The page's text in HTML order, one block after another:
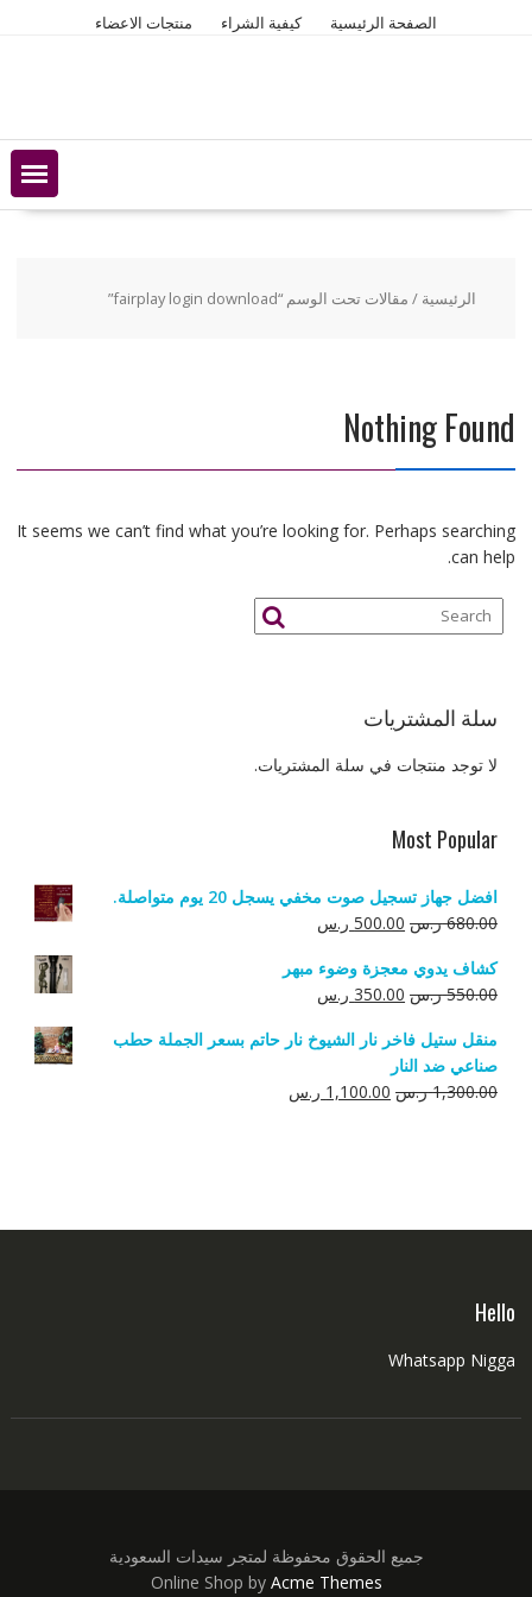
الصفحة الرئيسية كيفية الشراء منتجات الاعضاء
الرئيسية / مقالات تحت الوسم “fairplay login download”
Nothing Found
It seems we can’t find what you’re looking for. Perhaps searching
can help.
سلة المشتريات
لا توجد منتجات في سلة المشتريات.
Most Popular
افضل جهاز تسجيل صوت مخفي يسجل 20 يوم متواصلة.
680.00 ر.س السعر
هو:
680.00 ر.س.
500.00 ر.سالسعر
هو:
500.00 ر.س.
كشاف يدوي معجزة وضوء مبهر
550.00 ر.س السعر
هو:
550.00 ر.س.
350.00 ر.سالسعر
هو:
منقل ستيل فاخر نار الشيوخ نار حاتم بسعر الجملة حطب
صناعي ضد النار
1,300.00 ر.س السعر
1,100.00 ر.سالسعر
Hello
Whatsapp Nigga
جميع الحقوق محفوظة لمتجر سيدات السعودية
Online Shop by Acme Themes